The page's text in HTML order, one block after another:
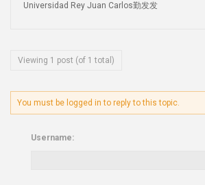
Universidad Rey Juan Carlos勤发发
Viewing 1 post (of 1 total)
You must be logged in to reply to this topic.
Username: